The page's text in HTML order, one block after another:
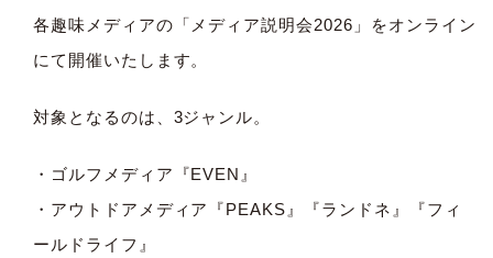
各趣味メディアの「メディア説明会2026」をオンライン
にて開催いたします。
対象となるのは、3ジャンル。
・ゴルフメディア『EVEN』
・アウトドアメディア『PEAKS』『ランドネ』『フィ
ールドライフ』